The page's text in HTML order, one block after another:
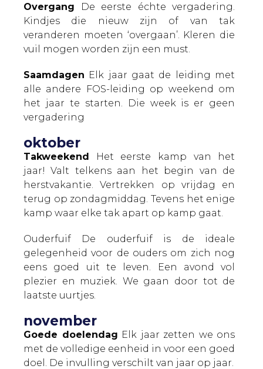
Overgang De eerste échte vergadering.
Kindjes die nieuw zijn of van tak
veranderen moeten ‘overgaan’. Kleren die
vuil mogen worden zijn een must.
Saamdagen Elk jaar gaat de leiding met
alle andere FOS-leiding op weekend om
het jaar te starten. Die week is er geen
vergadering
oktober
Takweekend Het eerste kamp van het
jaar! Valt telkens aan het begin van de
herstvakantie. Vertrekken op vrijdag en
terug op zondagmiddag. Tevens het enige
kamp waar elke tak apart op kamp gaat.
Ouderfuif De ouderfuif is de ideale
gelegenheid voor de ouders om zich nog
eens goed uit te leven. Een avond vol
plezier en muziek. We gaan door tot de
laatste uurtjes.
november
Goede doelendag Elk jaar zetten we ons
met de volledige eenheid in voor een goed
doel. De invulling verschilt van jaar op jaar.